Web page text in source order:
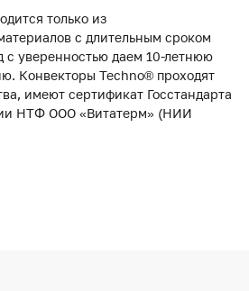
только из
с длительным сроком
с уверенностью даем 10-летнюю
Конвекторы Techno® проходят
имеют сертификат Госстандарта
НТФ ООО «Витатерм» (НИИ